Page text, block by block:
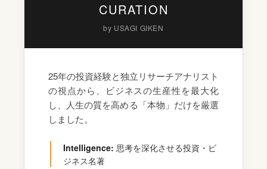
CURATION
by USAGI GIKEN
25年の投資経験と独立リサーチアナリスト
の視点から、ビジネスの生産性を最大化
し、人生の質を高める「本物」だけを厳選
しました。
Intelligence: 思考を深化させる投資・ビ
ジネス名著